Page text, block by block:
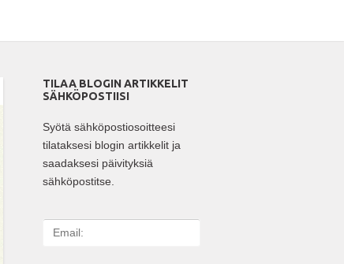
TILAA BLOGIN ARTIKKELIT
SÄHKÖPOSTIISI
Syötä sähköpostiosoitteesi
tilataksesi blogin artikkelit ja
saadaksesi päivityksiä
sähköpostitse.